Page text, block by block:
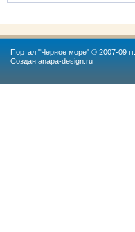
Портал "Черное море" © 2007-09 гг.
Создан anapa-design.ru